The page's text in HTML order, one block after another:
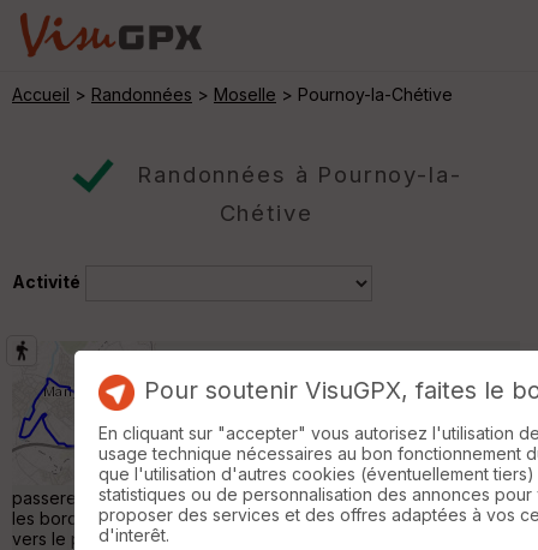
Accueil > Randonnées > Moselle > Pournoy-la-Chétive
Randonnées à Pournoy-la-
Chétive
Activité
Randonnée de 8km au départ du parking
Jules Ferry. Suivre la nouvelle voie verte
vers Pouilly puis traverser la rocade par la
passerelle. Prendre à gauche le long de la rocade et rejoindre
les bords de Seille. Suivre le sentier de découverte et retour
vers le parking »
Pour soutenir VisuGPX, faites le
En cliquant sur "accepter" vous autorisez l'utilisation
usage technique nécessaires au bon fonctionnement
que l'utilisation d'autres cookies (éventuellement
statistiques ou de personnalisation des annonces pour
proposer des services et des offres adaptées à vos
d'interêt.